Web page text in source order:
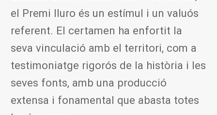
el Premi Iluro és un estímul i un valuós
referent. El certamen ha enfortit la
seva vinculació amb el territori, com a
testimoniatge rigorós de la història i les
seves fonts, amb una producció
extensa i fonamental que abasta totes